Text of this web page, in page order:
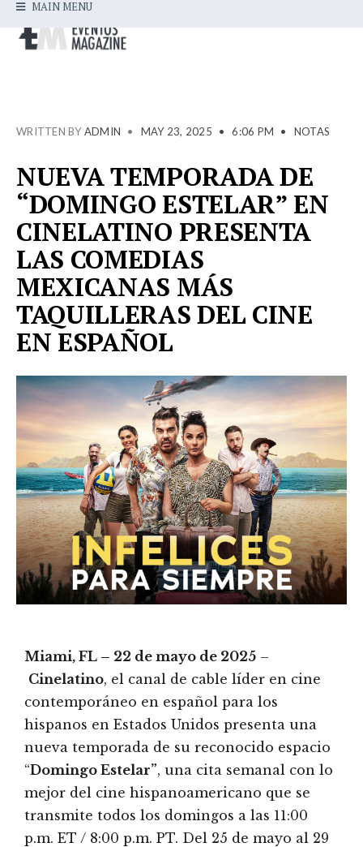
MAIN MENU
WRITTEN BY ADMIN • MAY 23, 2025 • 6:06 PM • NOTAS
NUEVA TEMPORADA DE
“DOMINGO ESTELAR” EN
CINELATINO PRESENTA
LAS COMEDIAS
MEXICANAS MÁS
TAQUILLERAS DEL CINE
EN ESPAÑOL
Miami, FL – 22 de mayo de 2025 –
Cinelatino, el canal de cable líder en cine
contemporáneo en español para los
hispanos en Estados Unidos presenta una
nueva temporada de su reconocido espacio
“Domingo Estelar”, una cita semanal con lo
mejor del cine hispanoamericano que se
transmite todos los domingos a las 11:00
p.m. ET / 8:00 p.m. PT. Del 25 de mayo al 29